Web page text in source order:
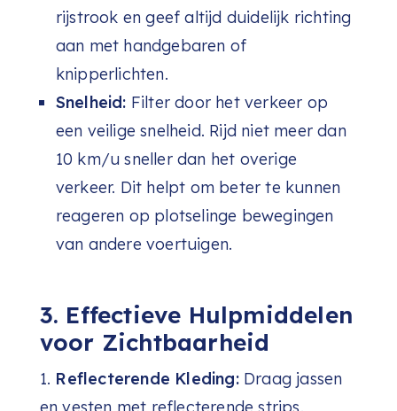
rijstrook en geef altijd duidelijk richting
aan met handgebaren of
knipperlichten.
Snelheid: Filter door het verkeer op
een veilige snelheid. Rijd niet meer dan
10 km/u sneller dan het overige
verkeer. Dit helpt om beter te kunnen
reageren op plotselinge bewegingen
van andere voertuigen.
3. Effectieve Hulpmiddelen
voor Zichtbaarheid
Reflecterende Kleding: Draag jassen
en vesten met reflecterende strips.